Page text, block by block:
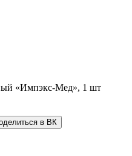
«Импэкс-Мед», 1 шт
в ВК